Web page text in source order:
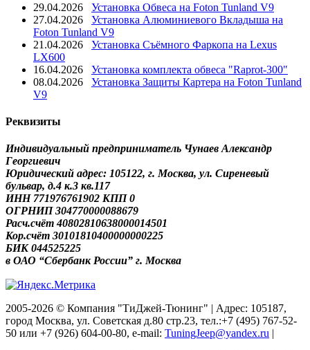
29.04.2026
Установка Обвеса на Foton Tunland V9
27.04.2026
Установка Алюминиевого Вкладыша на
Foton Tunland V9
21.04.2026
Установка Съёмного Фаркопа на Lexus
LX600
16.04.2026
Установка комплекта обвеса "Raprot-300"
08.04.2026
Установка Защиты Картера на Foton Tunland
V9
Реквизиты
Индивидуальный предприниматель Чунаев Александр
Георгиевич
Юридический адрес: 105122, г. Москва, ул. Сиреневый
бульвар, д.4 к.3 кв.117
ИНН 771976761902 КПП 0
ОГРНИП 304770000088679
Расч.счёт 40802810638000014501
Кор.счёт 30101810400000000225
БИК 044525225
в ОАО “Сбербанк России” г. Москва
2005-2026 © Компания "ТиДжей-Тюнинг" | Адрес: 105187,
город Москва, ул. Советская д.80 стр.23, тел.:+7 (495) 767-52-
50 или +7 (926) 604-00-80, e-mail: TuningJeep@yandex.ru |